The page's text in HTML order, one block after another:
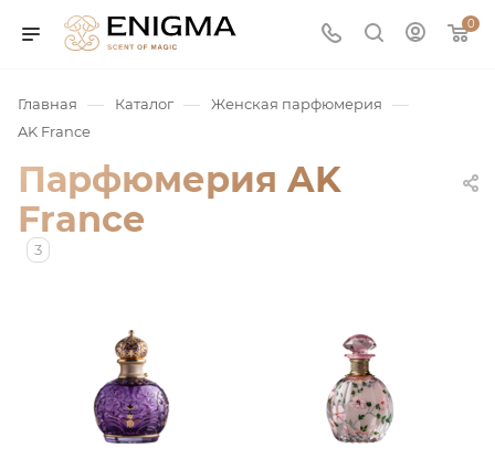
0
Главная — Каталог — Женская парфюмерия —
AK France
Парфюмерия AK
France
3